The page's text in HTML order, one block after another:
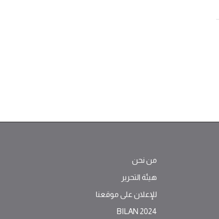
من نحن
هيئة التحرير
للإعلان على موقعنا
BILAN 2024